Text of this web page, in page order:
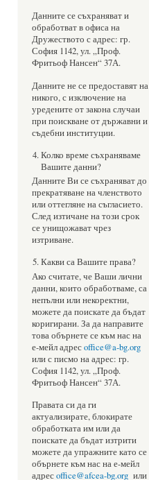
Данните се съхраняват и
обработват в офиса на
Дружеството с адрес: гр.
София 1142, ул. „Проф.
Фритьоф Нансен“ 37А.
Данните не се предоставят на
никого, с изключение на
уредените от закона случаи
при поискване от държавни и
съдебни институции.
Колко време съхраняваме
Вашите данни?
Данните Ви се съхраняват до
прекратяване на членството
или оттегляне на съгласието.
След изтичане на този срок
се унищожават чрез
изтриване.
Какви са Вашите права?
Ако считате, че Ваши лични
данни, които обработваме, са
непълни или некоректни,
можете да поискате да бъдат
коригирани. За да направите
това обърнете се към нас на
е-мейл адресoffice@a-bg.org
или с писмо на адрес: гр.
София 1142, ул. „Проф.
Фритьоф Нансен“ 37А.
Правата си да ги
актуализирате, блокирате
обработката им или да
поискате да бъдат изтрити
можете да упражните като се
обърнете към нас на е-мейл
адресoffice@afcea-bg.org или